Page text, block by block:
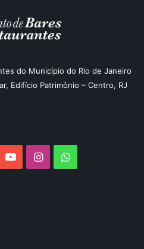
do Município do Rio de Janeiro
Edifício Patrimônio – Centro, RJ
YouTubeInstagramWhatsApp